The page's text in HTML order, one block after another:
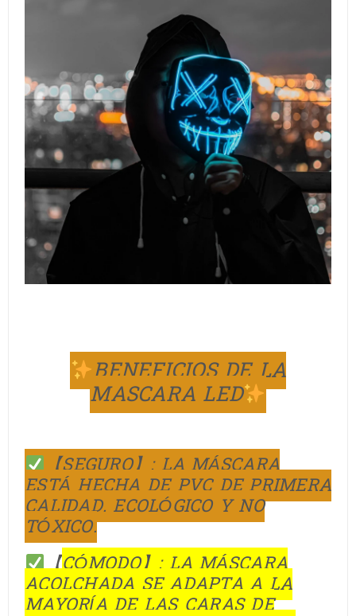
BENEFICIOS DE LA
MASCARA LED
【SEGURO】: LA MÁSCARA
ESTÁ HECHA DE PVC DE PRIMERA
CALIDAD. ECOLÓGICO Y NO
TÓXICO.
【CÓMODO】: LA MÁSCARA
ACOLCHADA SE ADAPTA A LA
MAYORÍA DE LAS CARAS DE